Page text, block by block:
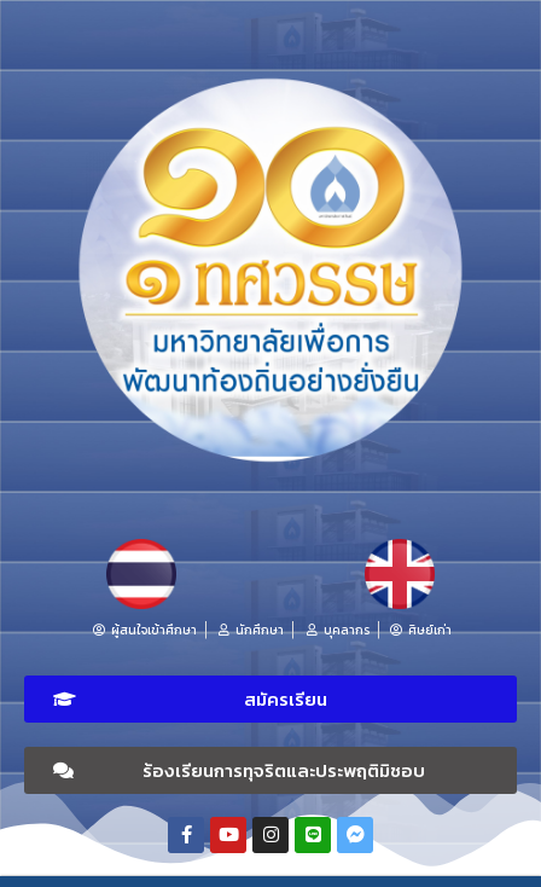
ผู้สนใจเข้าศึกษา นักศึกษา บุคลากร ศิษย์เก่า
สมัครเรียน
ร้องเรียนการทุจริตและประพฤติมิชอบ